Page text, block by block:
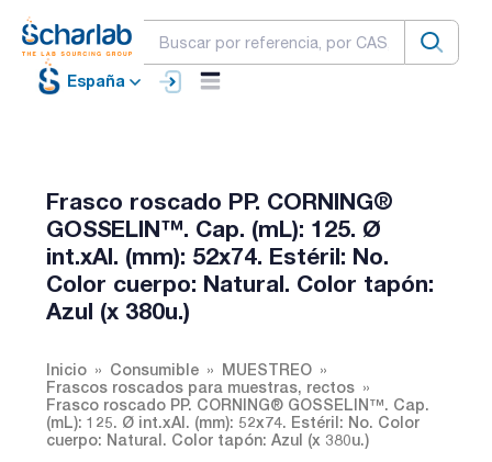
España
Frasco roscado PP. CORNING®
GOSSELIN™. Cap. (mL): 125. Ø
int.xAl. (mm): 52x74. Estéril: No.
Color cuerpo: Natural. Color tapón:
Azul (x 380u.)
Inicio Consumible
MUESTREO
Frascos roscados para muestras, rectos
Frasco roscado PP. CORNING® GOSSELIN™. Cap.
(mL): 125. Ø int.xAl. (mm): 52x74. Estéril: No. Color
cuerpo: Natural. Color tapón: Azul (x 380u.)